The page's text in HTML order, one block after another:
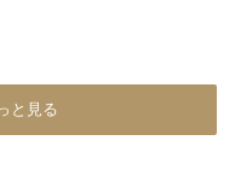
と見る